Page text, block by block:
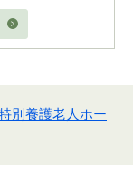
別養護老人ホー